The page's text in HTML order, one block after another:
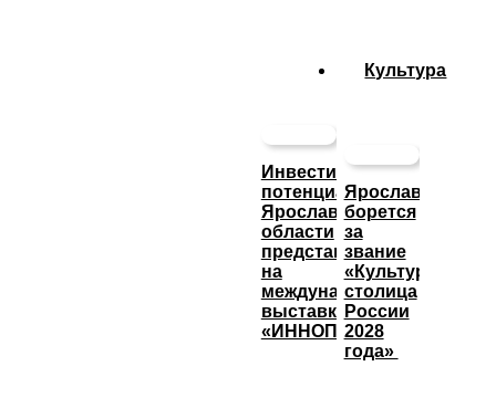
Инвестиционный
потенциал
Ярославской
области
представят
на
международной
выставке
«ИННОПРОМ»
Культура
Ярославль
борется
за
звание
«Культурная
столица
России
2028
года»